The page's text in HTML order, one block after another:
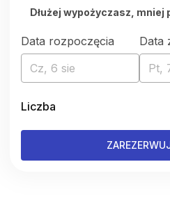
Dłużej wypożyczasz, mniej
Data rozpoczęcia
Cz, 6 sie
Data
Pt,
Liczba